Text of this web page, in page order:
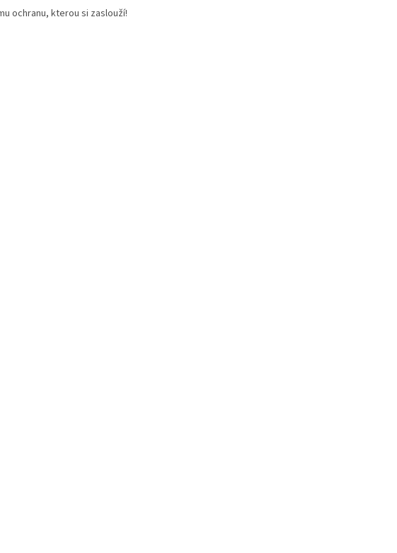
ochranu, kterou si zaslouží!